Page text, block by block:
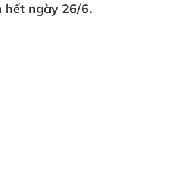
hết ngày 26/6.